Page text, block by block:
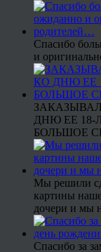
Спасибо
и
ДНЮ ЕЕ 18-
БОЛЬШОЕ
Мы решили
картины
дочери и мы
Спасибо за